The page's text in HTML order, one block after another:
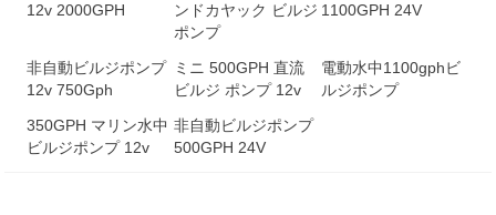
12v 2000GPH
ンドカヤック ビルジ
ポンプ
1100GPH 24V
非自動ビルジポンプ
12v 750Gph
ミニ 500GPH 直流
ビルジ ポンプ 12v
電動水中1100gphビ
ルジポンプ
350GPH マリン水中
ビルジポンプ 12v
非自動ビルジポンプ
500GPH 24V